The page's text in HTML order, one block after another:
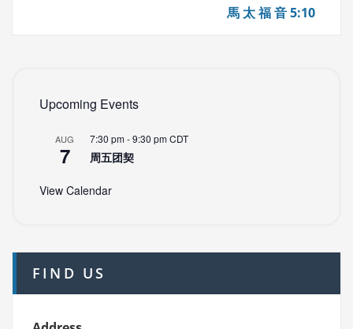
馬 太 福 音 5:10
Upcoming Events
AUG
7
7:30 pm-9:30 pmCDT
周五团契
View Calendar
FIND US